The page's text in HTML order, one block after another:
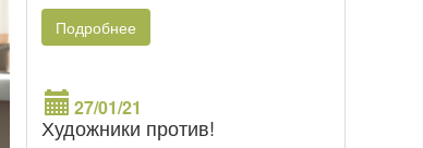
Подробнее
27/01/21
Художники против!